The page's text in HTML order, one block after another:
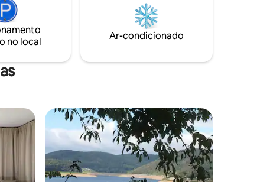
da
Muito obrigado" - de Christine
no local
Ar-condicionado